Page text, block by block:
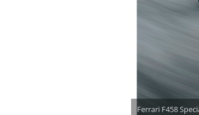
Ferrari F458